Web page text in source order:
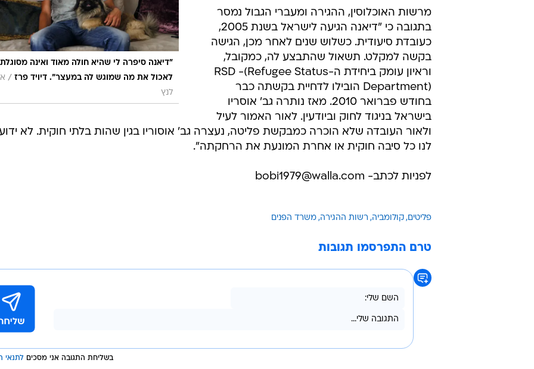
"דיאנה סיפרה לי שהיא חולה מאוד ואינה מסוגלת
לאכול את מה שמוגש לה במעצר". דיויד פרז /
לנץ
מרשות האוכלוסין, ההגירה ומעברי הגבול נמסר
בתגובה כי "דיאנה הגיעה לישראל בשנת 2005,
כעובדת סיעודית. כשלוש שנים לאחר מכן, הגישה
בקשה למקלט. תשאול שהתבצע לה, כמקובל,
וראיון עומק ביחידת ה-RSD -(Refugee Status
Department) הובילו לדחיית בקשתה כבר
בחודש פברואר 2010. מאז נותרה גב' אוסריו
בישראל בניגוד לחוק וביודעין. לאור האמור לעיל
ולאור העובדה שלא הוכרה כמבקשת פליטה, נעצרה גב' אוסוריו בגין שהות בלתי חוקית. לא
לנו כל סיבה חוקית או אחרת המונעת את הרחקתה".
לפניות לכתב- bobi1979@walla.com
פליטים קולומביה רשות ההגירה משרד הפנים
טרם התפרסמו תגובות
בשליחת התגובה אני מסכים לתנאי